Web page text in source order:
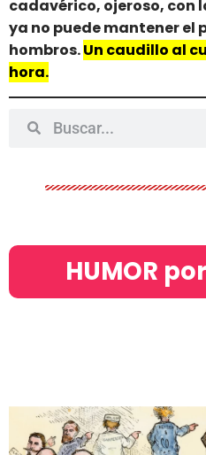
cadavérico, ojeroso, con
ya no puede mantener el
hombros.Un caudillo al
hora.
HUMOR